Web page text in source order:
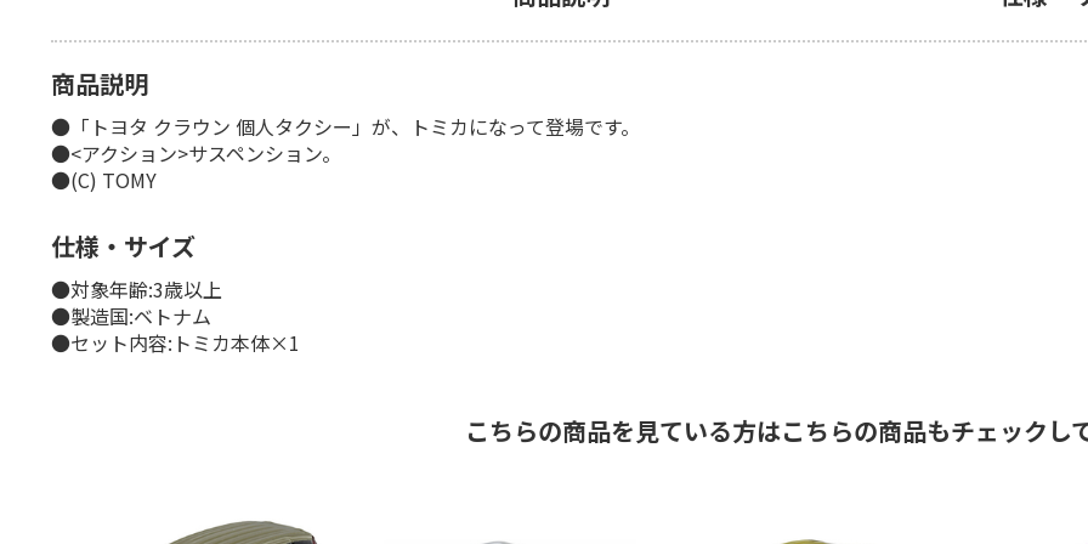
商品説明
●「トヨタ クラウン 個人タクシー」が、トミカになって登場です。
●<アクション>サスペンション。
●(C) TOMY
仕様・サイズ
●対象年齢:3歳以上
●製造国:ベトナム
●セット内容:トミカ本体×1
こちらの商品を見ている方はこちらの商品もチェックし